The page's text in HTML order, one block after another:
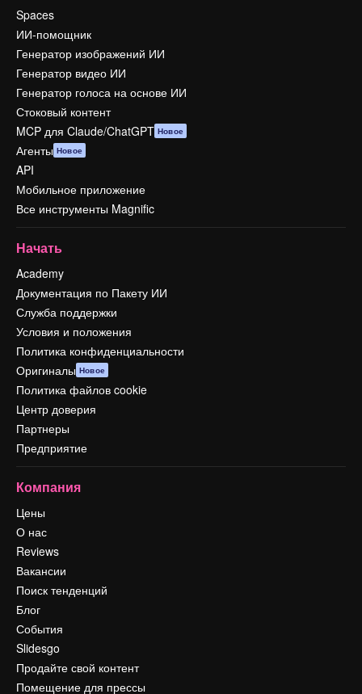
Spaces
ИИ-помощник
Генератор изображений ИИ
Генератор видео ИИ
Генератор голоса на основе ИИ
Стоковый контент
MCP для Claude/ChatGPT Новое
Агенты Новое
API
Мобильное приложение
Все инструменты Magnific
Начать
Academy
Документация по Пакету ИИ
Служба поддержки
Условия и положения
Политика конфиденциальности
Оригиналы Новое
Политика файлов cookie
Центр доверия
Партнеры
Предприятие
Компания
Цены
О нас
Reviews
Вакансии
Поиск тенденций
Блог
События
Slidesgo
Продайте свой контент
Помещение для прессы